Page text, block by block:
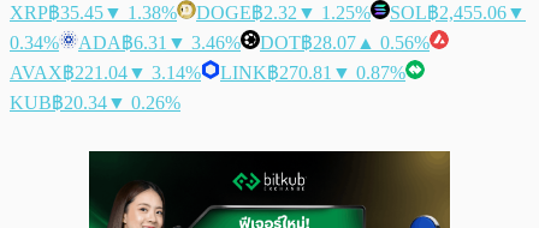
XRP฿35.45▼ 1.38% DOGE฿2.32 ▼ 1.25% SOL฿2,455.06▼
0.34%
ADA฿6.31 ▼ 3.46% DOT฿28.07 ▲ 0.56%
AVAX฿221.04▼ 3.14% LINK฿270.81 ▼ 0.87%
KUB฿20.34▼ 0.26%